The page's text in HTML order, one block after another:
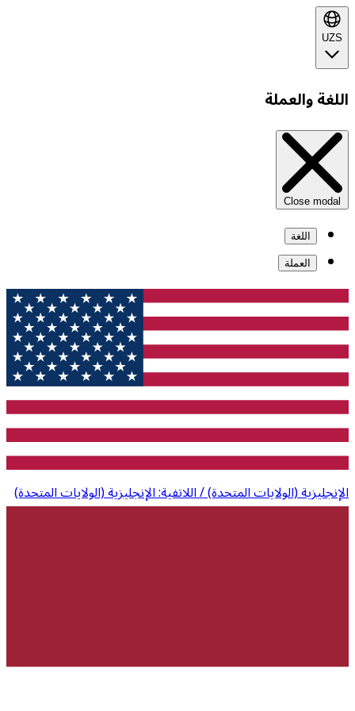
UZS
اللغة والعملة
Close modal
اللغة
العملة
الإنجليزية (الولايات المتحدة) / اللاتفية: الإنجليزية (الولايات المتحدة)